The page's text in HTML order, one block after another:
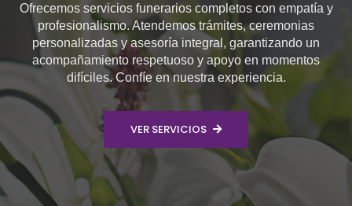
Ofrecemos servicios funerarios completos con empatía y
profesionalismo. Atendemos trámites, ceremonias
personalizadas y asesoría integral, garantizando un
acompañamiento respetuoso y apoyo en momentos
difíciles. Confíe en nuestra experiencia.
VER SERVICIOS